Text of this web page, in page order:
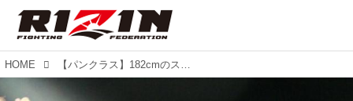
HOME 【パンクラス】182cmのストロー級ファイター誕生 初戦は室伏シンヤ 9.11 有明